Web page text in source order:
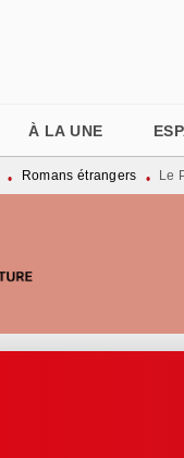
À LA UNE
• Romans étrangers • Le